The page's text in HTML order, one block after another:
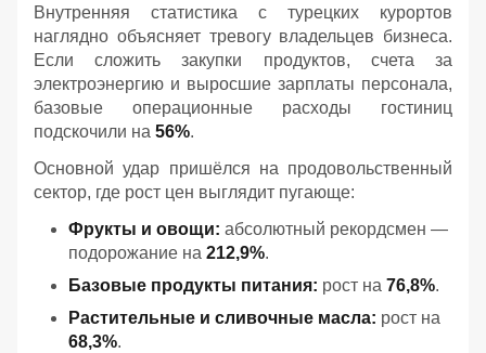
Внутренняя статистика с турецких курортов
наглядно объясняет тревогу владельцев бизнеса.
Если сложить закупки продуктов, счета за
электроэнергию и выросшие зарплаты персонала,
базовые операционные расходы гостиниц
подскочили на 56%.
Основной удар пришёлся на продовольственный
сектор, где рост цен выглядит пугающе:
Фрукты и овощи: абсолютный рекордсмен —
подорожание на 212,9%.
Базовые продукты питания: рост на 76,8%.
Растительные и сливочные масла: рост на
68,3%.